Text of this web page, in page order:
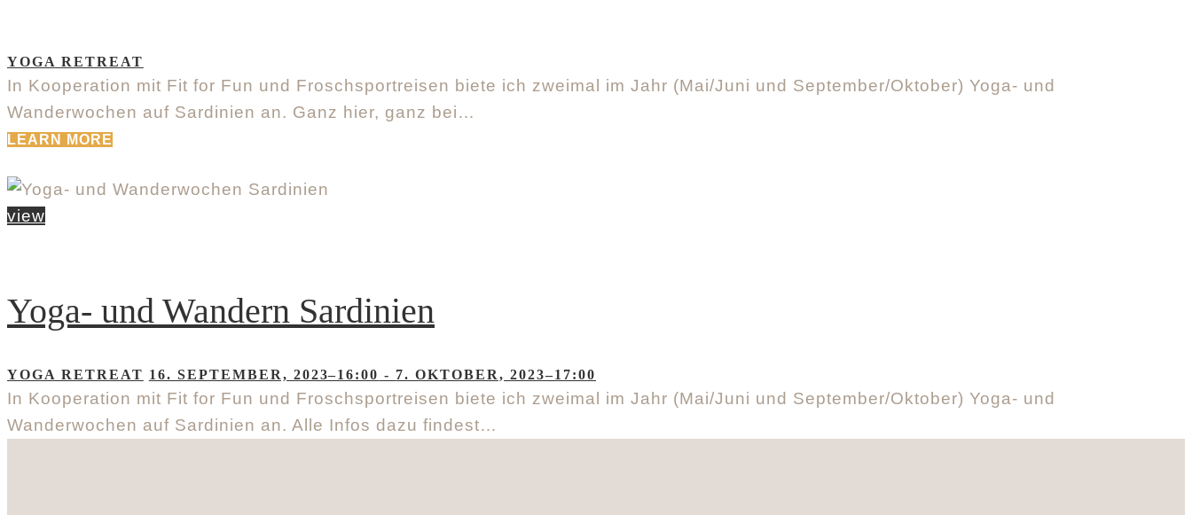
YOGA RETREAT
In Kooperation mit Fit for Fun und Froschsportreisen biete ich zweimal im Jahr (Mai/Juni und September/Oktober) Yoga- und
Wanderwochen auf Sardinien an. Ganz hier, ganz bei…
LEARN MORE
view
Yoga- und Wandern Sardinien
YOGA RETREAT 16. SEPTEMBER, 2023–16:00 - 7. OKTOBER, 2023–17:00
In Kooperation mit Fit for Fun und Froschsportreisen biete ich zweimal im Jahr (Mai/Juni und September/Oktober) Yoga- und
Wanderwochen auf Sardinien an. Alle Infos dazu findest…